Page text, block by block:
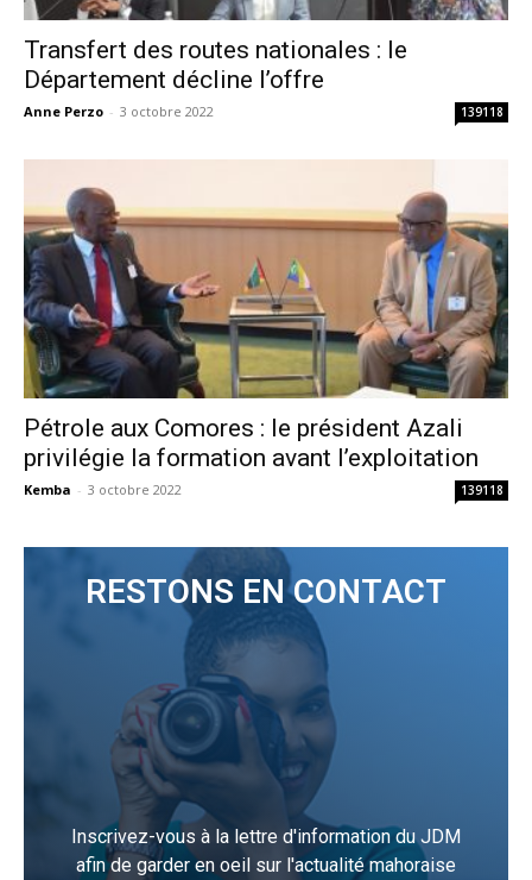
Transfert des routes nationales : le
Département décline l’offre
Anne Perzo - 3 octobre 2022 139118
Pétrole aux Comores : le président Azali
privilégie la formation avant l’exploitation
Kemba - 3 octobre 2022 139118
RESTONS EN CONTACT
Inscrivez-vous à la lettre d'information du JDM
afin de garder en oeil sur l'actualité mahoraise